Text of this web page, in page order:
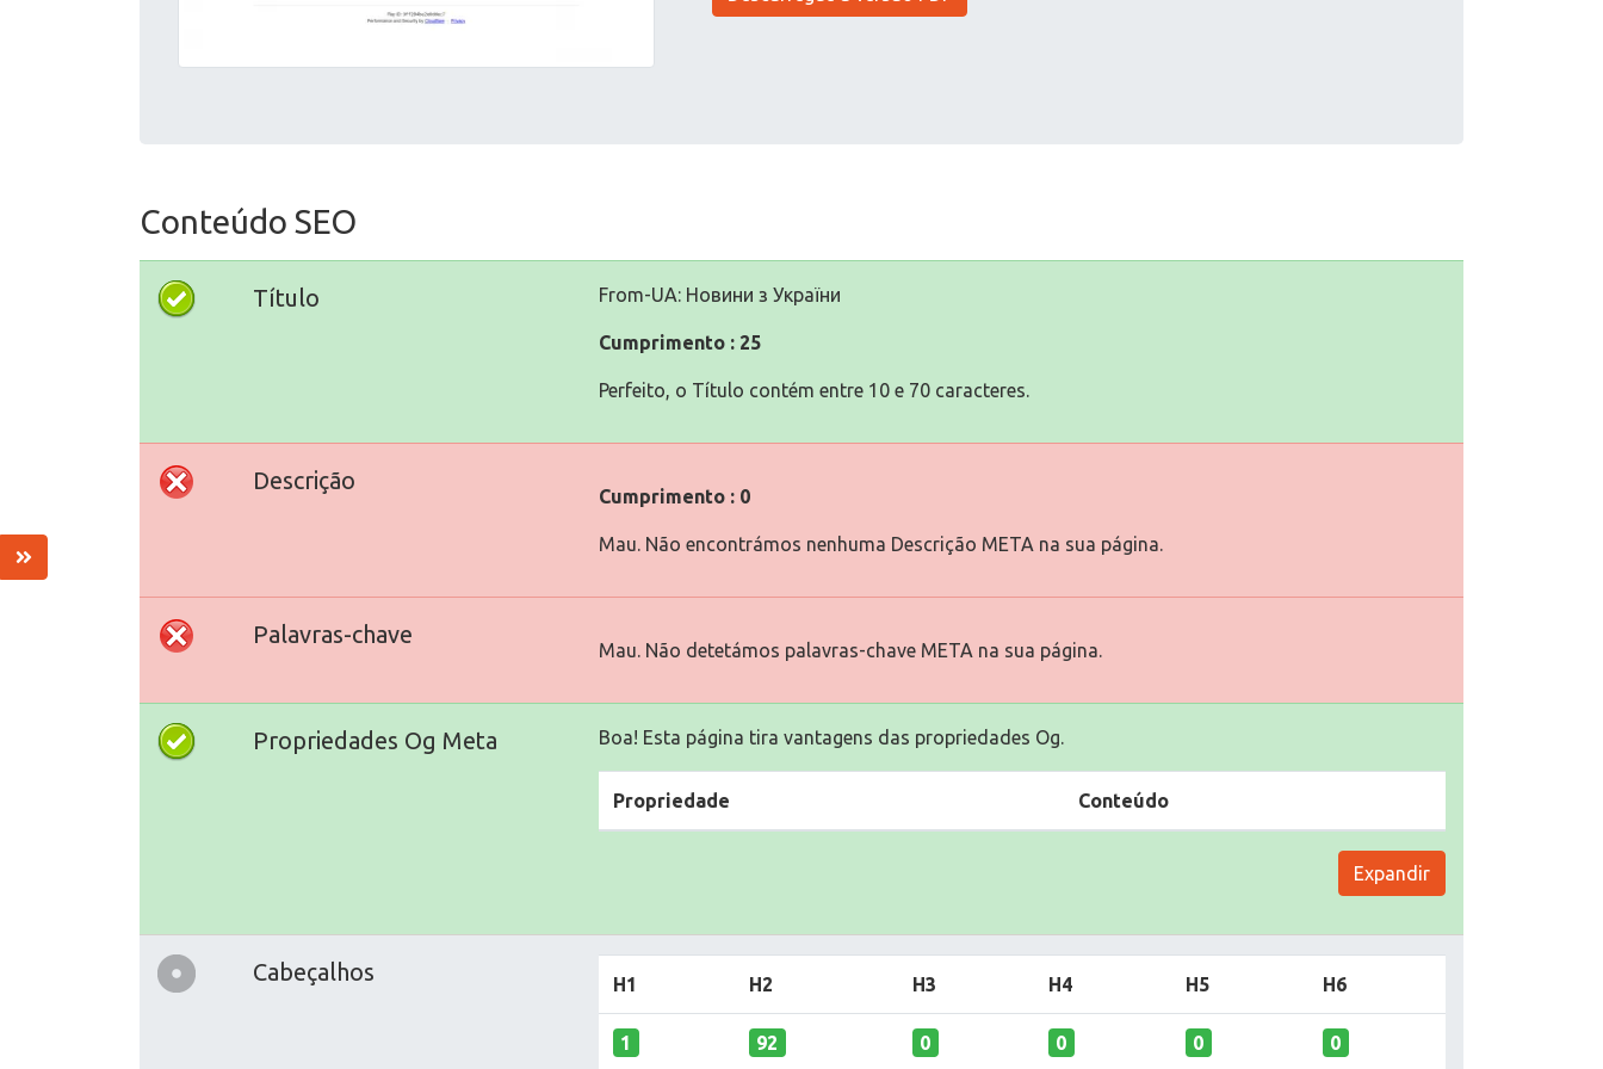
Conteúdo SEO
Título From-UA: Новини з України
Cumprimento : 25
Perfeito, o Título contém entre 10 e 70 caracteres.
Descrição
Cumprimento : 0
Mau. Não encontrámos nenhuma Descrição META na sua página.
Palavras-chave
Mau. Não detetámos palavras-chave META na sua página.
Propriedades Og Meta Boa! Esta página tira vantagens das propriedades Og.
Propriedade Conteúdo
Expandir
Cabeçalhos H1 H2 H3 H4 H5 H6
1 92 0 0 0 0